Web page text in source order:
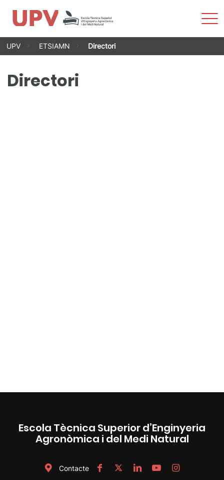
VésUPV ETSIAMN Directori
Directori
Escola Tècnica Superior d’Enginyeria
Agronòmica i del Medi Natural
Contacte